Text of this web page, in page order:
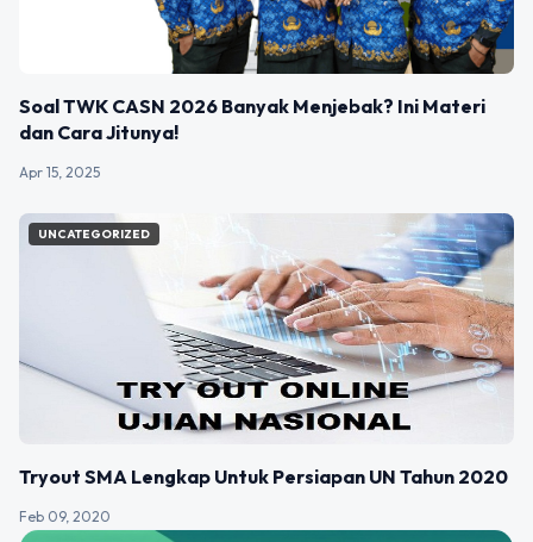
Soal TWK CASN 2026 Banyak Menjebak? Ini Materi
dan Cara Jitunya!
Apr 15, 2025
UNCATEGORIZED
Tryout SMA Lengkap Untuk Persiapan UN Tahun 2020
Feb 09, 2020